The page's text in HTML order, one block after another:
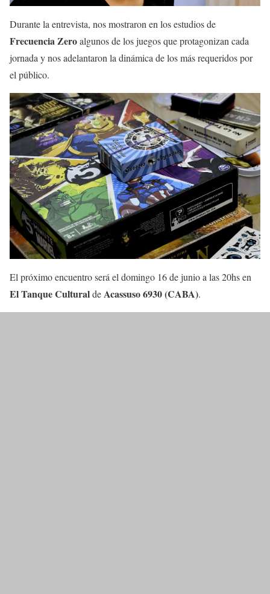
Durante la entrevista, nos mostraron en los estudios de
Frecuencia Zeroalgunos de los juegos que protagonizan cada
jornada y nos adelantaron la dinámica de los más requeridos por
el público.
El próximo encuentro será el domingo 16 de junio a las 20hs en
El Tanque Culturalde Acassuso 6930 (CABA).